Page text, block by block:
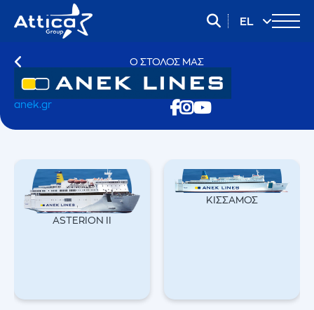
EL
Ο ΣΤΌΛΟΣ ΜΑΣ
anek.gr
ASTERION II
ΚΙΣΣΑΜΟΣ